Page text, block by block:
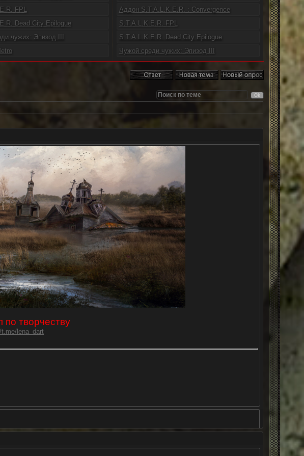
FPL
Dead City Epilogue
чужих: Эпизод III
Аддон S.T.A.L.K.E.R. : Convergence
S.T.A.L.K.E.R. FPL
S.T.A.L.K.E.R. Dead City Epilogue
Чужой среди чужих: Эпизод III
по творчеству
t.me/lena_dart